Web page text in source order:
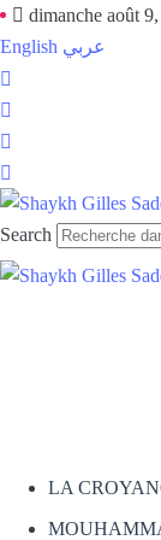
dimanche août
English عربي
Search
LA